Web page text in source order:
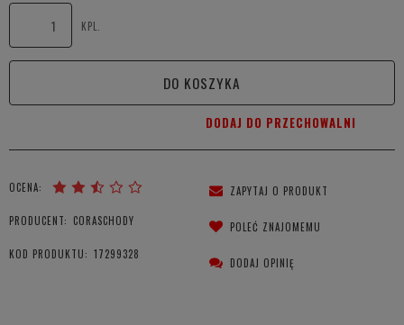
KPL.
DO KOSZYKA
DODAJ DO PRZECHOWALNI
OCENA:
PRODUCENT: CORASCHODY
KOD PRODUKTU: 17299328
ZAPYTAJ O PRODUKT
POLEĆ ZNAJOMEMU
DODAJ OPINIĘ